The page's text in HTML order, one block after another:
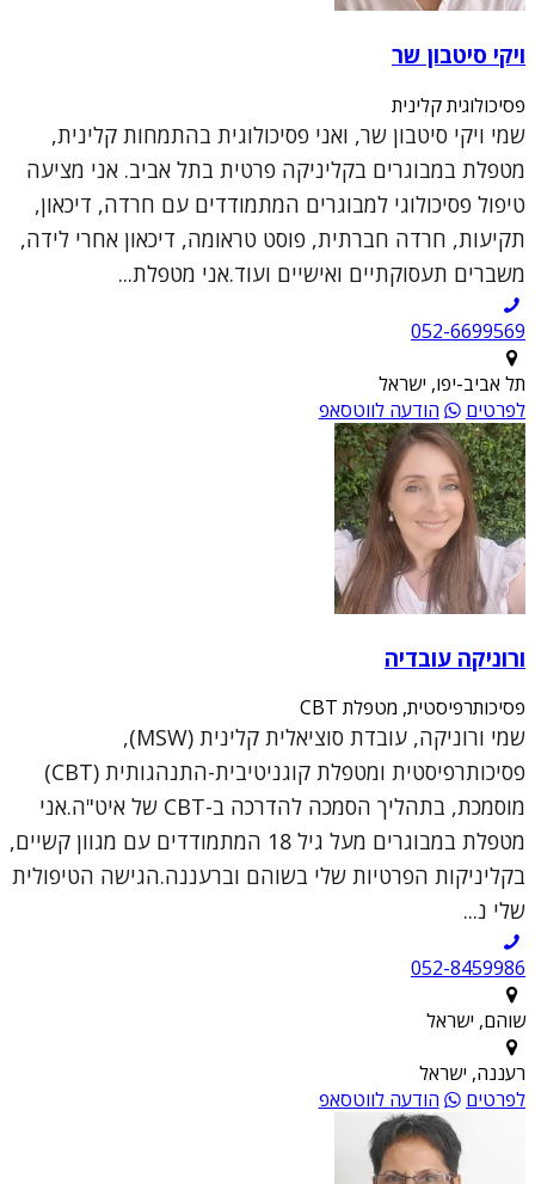
ויקי סיטבון שר
פסיכולוגית קלינית
שמי ויקי סיטבון שר, ואני פסיכולוגית בהתמחות קלינית,
מטפלת במבוגרים בקליניקה פרטית בתל אביב. אני מציעה
טיפול פסיכולוגי למבוגרים המתמודדים עם חרדה, דיכאון,
תקיעות, חרדה חברתית, פוסט טראומה, דיכאון אחרי לידה,
משברים תעסוקתיים ואישיים ועוד.אני מטפלת...
052-6699569
תל אביב-יפו, ישראל
לפרטים
הודעה לווטסאפ
ורוניקה עובדיה
פסיכותרפיסטית, מטפלת CBT
שמי ורוניקה, עובדת סוציאלית קלינית (MSW),
פסיכותרפיסטית ומטפלת קוגניטיבית-התנהגותית (CBT)
מוסמכת, בתהליך הסמכה להדרכה ב-CBT של איט"ה.אני
מטפלת במבוגרים מעל גיל 18 המתמודדים עם מגוון קשיים,
בקליניקות הפרטיות שלי בשוהם וברעננה.הגישה הטיפולית
שלי נ...
052-8459986
שוהם, ישראל
רעננה, ישראל
לפרטים
הודעה לווטסאפ